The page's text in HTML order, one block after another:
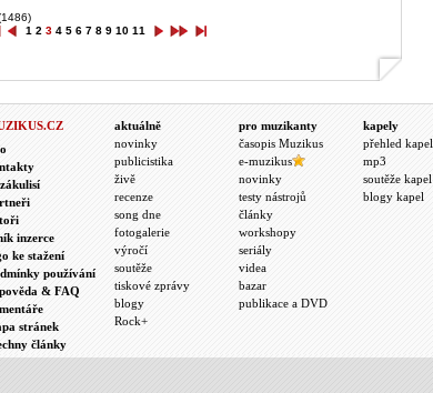
1 2 3 4 5 6 7 8 9 10 11
inzerce
ke stažení
používání
& FAQ
stránek
články
aktuálně
novinky
publicistika
živě
recenze
song dne
fotogalerie
výročí
soutěže
tiskové zprávy
blogy
Rock+
pro muzikanty
časopis Muzikus
e-muzikus
novinky
testy nástrojů
články
workshopy
seriály
videa
bazar
publikace a DVD
kapely
přehled kapel
mp3
soutěže kapel
blogy kapel